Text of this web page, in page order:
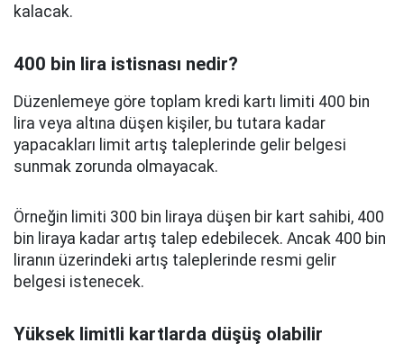
kalacak.
400 bin lira istisnası nedir?
Düzenlemeye göre toplam kredi kartı limiti 400 bin
lira veya altına düşen kişiler, bu tutara kadar
yapacakları limit artış taleplerinde gelir belgesi
sunmak zorunda olmayacak.
Örneğin limiti 300 bin liraya düşen bir kart sahibi, 400
bin liraya kadar artış talep edebilecek. Ancak 400 bin
liranın üzerindeki artış taleplerinde resmi gelir
belgesi istenecek.
Yüksek limitli kartlarda düşüş olabilir